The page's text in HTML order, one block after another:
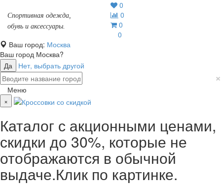
Спортивная одежда,
обувь и аксессуары.
0
0
0
0
Ваш город: Москва
Ваш город Москва?
Да
Нет, выбрать другой
×
Меню
×
Каталог с акционными ценами,
скидки до 30%, которые не
отображаются в обычной
выдаче.Клик по картинке.